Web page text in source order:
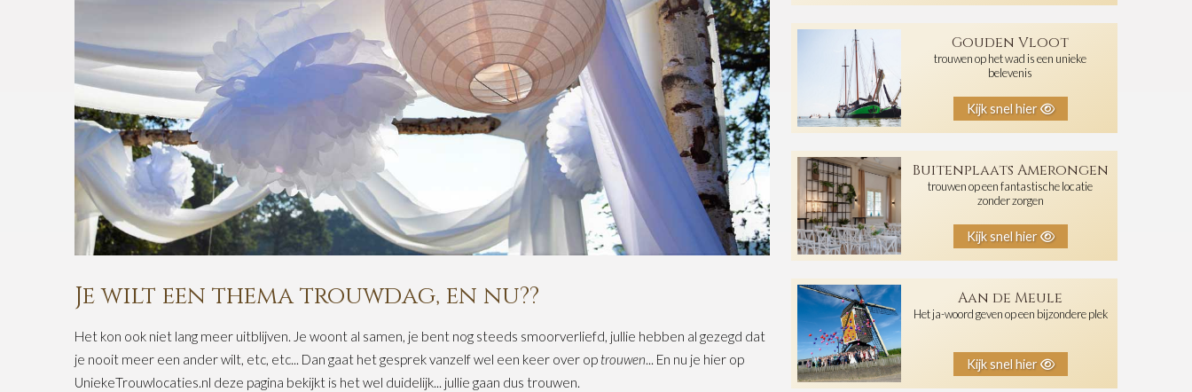
Je wilt een thema trouwdag, en nu??
Het kon ook niet lang meer uitblijven. Je woont al samen, je bent nog steeds smoorverliefd, jullie hebben al gezegd dat
je nooit meer een ander wilt, etc, etc... Dan gaat het gesprek vanzelf wel een keer over op trouwen... En nu je hier op
UniekeTrouwlocaties.nl deze pagina bekijkt is het wel duidelijk... jullie gaan dus trouwen.
Gouden Vloot
trouwen op het wad is een unieke
belevenis
Kijk snel hier
Buitenplaats Amerongen
trouwen op een fantastische locatie
zonder zorgen
Kijk snel hier
Aan de Meule
Het ja-woord geven op een bijzondere plek
Kijk snel hier